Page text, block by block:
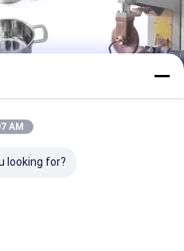
van de
AM
looking for?